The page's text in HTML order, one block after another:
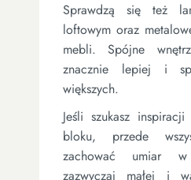
Sprawdzą się też
loftowym oraz
mebli. Spójne
znacznie lepiej i
większych.
Jeśli szukasz
bloku, przede
zachować umiar
zazwyczaj małej i